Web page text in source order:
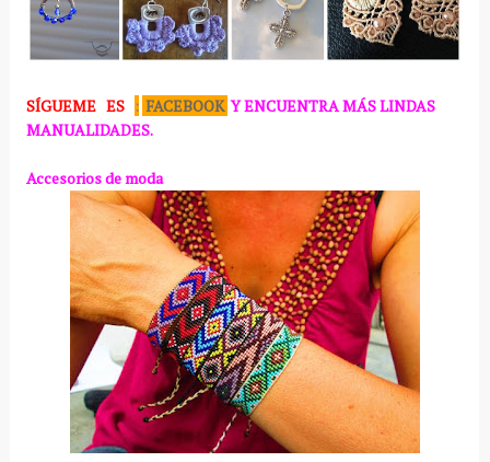
SÍGUEME ES : FACEBOOK Y ENCUENTRA MÁS LINDAS
MANUALIDADES.
Accesorios de moda